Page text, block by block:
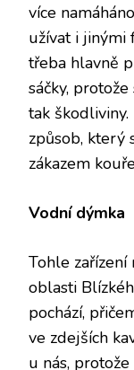
více
užívat i jinými
třeba hlavně
sáčky,
tak
způsob, který
zákazem
Vodní dýmka
Tohle
oblasti
pochází,
ve zdejších
u nás,